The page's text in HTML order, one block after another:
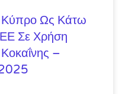
Κύπρο Ως Κάτω
Σε Χρήση
–